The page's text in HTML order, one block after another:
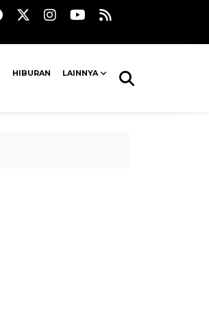
HIBURAN LAINNYA